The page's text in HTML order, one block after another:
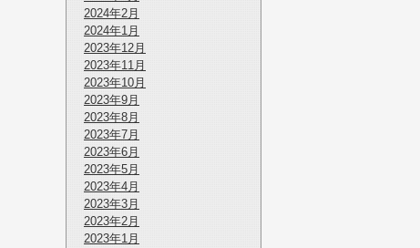
2024年2月
2024年1月
2023年12月
2023年11月
2023年10月
2023年9月
2023年8月
2023年7月
2023年6月
2023年5月
2023年4月
2023年3月
2023年2月
2023年1月